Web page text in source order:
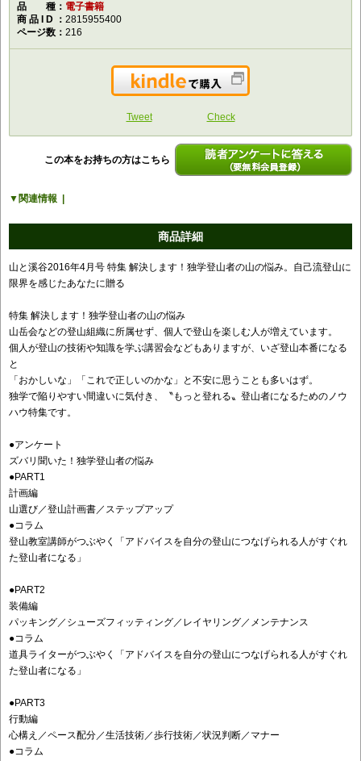
品種電子書籍
商品ID
2815955400
ページ数
216
Kindleで購入
Tweet Check
この本をお持ちの方はこちら
関連情報
商品詳細
山と溪谷2016年4月号 特集 解決します！独学登山者の山の悩み。自己流登山に
限界を感じたあなたに贈る
特集 解決します！独学登山者の山の悩み
山岳会などの登山組織に所属せず、個人で登山を楽しむ人が増えています。
個人が登山の技術や知識を学ぶ講習会などもありますが、いざ登山本番になる
と
「おかしいな」「これで正しいのかな」と不安に思うことも多いはず。
独学で陥りやすい間違いに気付き、〝もっと登れる〟登山者になるためのノウ
ハウ特集です。
●アンケート
ズバリ聞いた！独学登山者の悩み
●PART1
計画編
山選び／登山計画書／ステップアップ
●コラム
登山教室講師がつぶやく「アドバイスを自分の登山につなげられる人がすぐれ
た登山者になる」
●PART2
装備編
パッキング／シューズフィッティング／レイヤリング／メンテナンス
●コラム
道具ライターがつぶやく「アドバイスを自分の登山につなげられる人がすぐれ
た登山者になる」
●PART3
行動編
心構え／ペース配分／生活技術／歩行技術／状況判断／マナー
●コラム